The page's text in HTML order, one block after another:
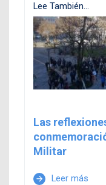
Lee También...
Las
Militar
arrow_forward Leer más